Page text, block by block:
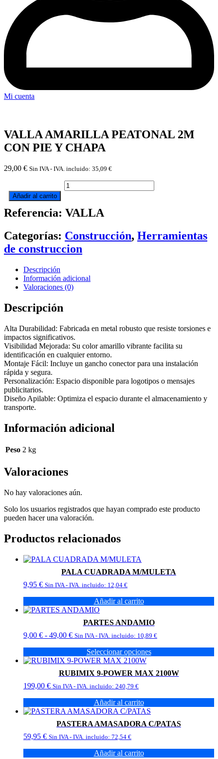
Mi cuenta
VALLA AMARILLA PEATONAL 2M
CON PIE Y CHAPA
29,00 € Sin IVA - IVA. incluido: 35,09 €
VALLA
AMARILLA
2M
CON
Y
CHAPA
cantidad
Añadir al carrito
Referencia: VALLA
Categorías: Construcción, Herramientas
de construccion
Descripción
Información adicional
Valoraciones (0)
Descripción
Alta Durabilidad: Fabricada en metal robusto que resiste torsiones e
impactos significativos.
Visibilidad Mejorada: Su color amarillo vibrante facilita su
identificación en cualquier entorno.
Montaje Fácil: Incluye un gancho conector para una instalación
rápida y segura.
Personalización: Espacio disponible para logotipos o mensajes
publicitarios.
Diseño Apilable: Optimiza el espacio durante el almacenamiento y
transporte.
Información adicional
Peso 2 kg
Valoraciones
No hay valoraciones aún.
Solo los usuarios registrados que hayan comprado este producto
pueden hacer una valoración.
Productos relacionados
PALA CUADRADA M/MULETA
9,95 € Sin IVA - IVA. incluido: 12,04 €
Añadir al carrito
PARTES ANDAMIO
9,00 € - 49,00 €Rango
precios:
desde
9,00 €
hasta
49,00 €
Sin IVA - IVA. incluido: 10,89 €
Seleccionar opciones
Este
múltiples
opciones
elegir
en
la
RUBIMIX 9-POWER MAX 2100W
199,00 € Sin IVA - IVA. incluido: 240,79 €
Añadir al carrito
PASTERA AMASADORA C/PATAS
59,95 € Sin IVA - IVA. incluido: 72,54 €
Añadir al carrito